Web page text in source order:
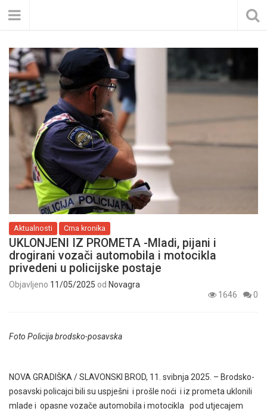
Aktualnosti Crna kronika
UKLONJENI IZ PROMETA -Mladi, pijani i
drogirani vozači automobila i motocikla
privedeni u policijske postaje
Objavljeno 11/05/2025 od Novagra
1646
0
Foto Policija brodsko-posavska
NOVA GRADIŠKA / SLAVONSKI BROD, 11. svibnja 2025. – Brodsko-
posavski policajci bili su uspješni i prošle noći i iz prometa uklonili
mlade i opasne vozače automobila i motocikla pod utjecajem